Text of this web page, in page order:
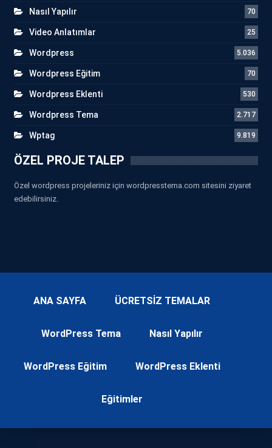
Nasıl Yapılır 70
Video Anlatımlar 25
Wordpress 5.036
Wordpress Eğitim 70
Wordpress Eklenti 530
Wordpress Tema 2.717
Wptag 9.819
ÖZEL PROJE TALEP
Özel wordpress projeleriniz için wordpresstema.com sitesini ziyaret
edebilirsiniz.
ANA SAYFA ÜCRETSİZ TEMALAR
WordPress Tema Nasıl Yapılır
WordPress Eğitim WordPress Eklenti
Eğitimler